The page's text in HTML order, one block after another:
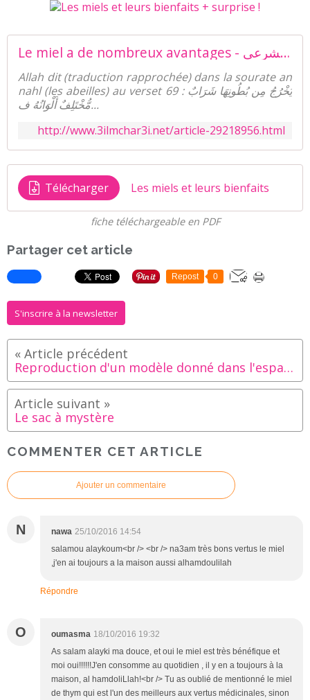
Le miel a de nombreux avantages - العلم الشرعي - La science légiférée
Allah dit (traduction rapprochée) dans la sourate an
nahl (les abeilles) au verset 69 : يَخْرُجُ مِن بُطُونِهَا شَرَابٌ
مُّخْتَلِفٌ أَلْوَانُهُ ف...
http://www.3ilmchar3i.net/article-29218956.html
Télécharger Les miels et leurs bienfaits
fiche téléchargeable en PDF
Partager cet article
Repost 0
S'inscrire à la newsletter
Reproduction d'un modèle donné dans l'espace
Le sac à mystère
COMMENTER CET ARTICLE
Ajouter un commentaire
N nawa 25/10/2016 14:54
salamou alaykoum<br /> <br /> na3am très bons vertus le miel
,j'en ai toujours a la maison aussi alhamdoulilah
Répondre
O oumasma 18/10/2016 19:32
As salam alayki ma douce, et oui le miel est très bénéfique et
moi oui!!!!!!J'en consomme au quotidien , il y en a toujours à la
maison, al hamdoliLlah!<br /> Tu as oublié de mentionné le miel
de thym qui est l'un des meilleurs aux vertus médicinales, sinon